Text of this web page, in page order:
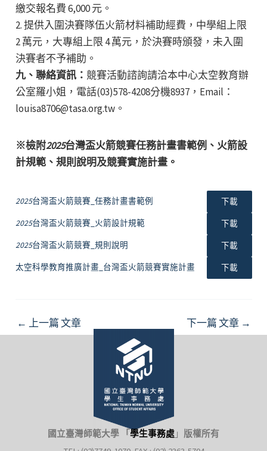
繳交報名費 6,000 元。
2. 提供入圍決賽隊伍火箭材料補助經費，中學組上限
2 萬元，大專組上限 4 萬元，於決賽時頒發，未入圍
決賽者不予補助。
九、聯絡資訊： 競賽活動諮詢請洽本中心太空教育辦
公室羅小姐，電話(03)578-4208分機8937，Email：
louisa8706@tasa.org.tw。
※檢附2025台灣盃火箭競賽任務計畫書範例、火箭設
計規範、規則說明及競賽實施計畫。
2025台灣盃火箭競賽_任務計畫書範例 下載
2025台灣盃火箭競賽_火箭設計規範 下載
2025台灣盃火箭競賽_規則說明 下載
太空科學教育推廣計畫_台灣盃火箭競賽實施計畫 下載
Post
navigation
← 上一篇 文章 下一篇 文章 →
國立臺灣師範大學 「 學生事務處 」 版權所有